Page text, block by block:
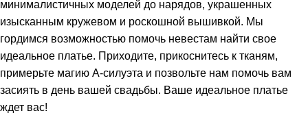
минималистичных моделей до нарядов, украшенных
изысканным кружевом и роскошной вышивкой. Мы
гордимся возможностью помочь невестам найти свое
идеальное платье. Приходите, прикоснитесь к тканям,
примерьте магию А-силуэта и позвольте нам помочь вам
засиять в день вашей свадьбы. Ваше идеальное платье
ждет вас!